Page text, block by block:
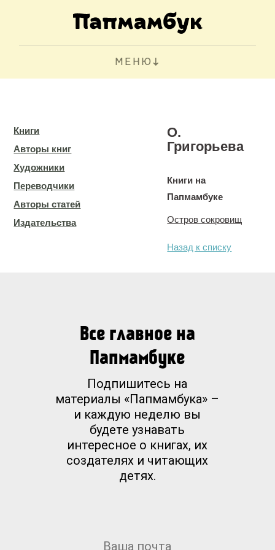
МЕНЮ
Книги
Авторы книг
Художники
Переводчики
Авторы статей
Издательства
О.
Григорьева
Книги на
Папмамбуке
Остров сокровищ
Назад к списку
Все главное на
Папмамбуке
Подпишитесь на
материалы «Папмамбука» –
и каждую неделю вы
будете узнавать
интересное о книгах, их
создателях и читающих
детях.